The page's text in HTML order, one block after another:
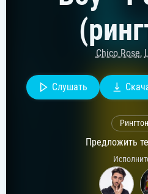
Chico Rose,
Слушать
Предложить